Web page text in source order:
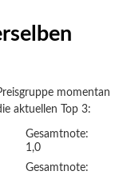
momentan
aktuellen Top 3:
Gesamtnote:
1,0
Gesamtnote: